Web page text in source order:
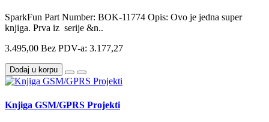
SparkFun Part Number: BOK-11774 Opis: Ovo je jedna super
knjiga. Prva iz serije &n..
3.495,00 Bez PDV-a: 3.177,27
Dodaj u korpu
Knjiga GSM/GPRS Projekti